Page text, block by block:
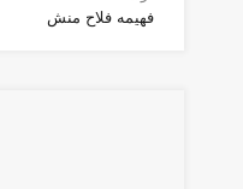
فهیمه فلاح منش